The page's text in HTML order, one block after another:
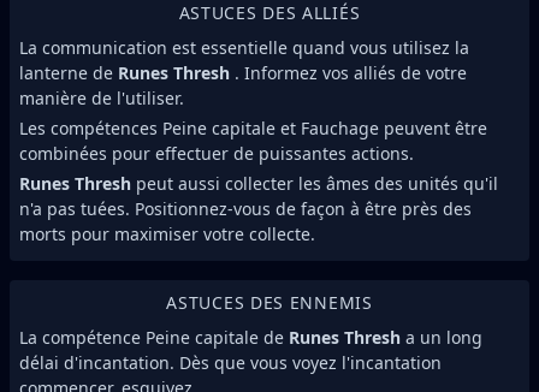
ASTUCES DES ALLIÉS
La communication est essentielle quand vous utilisez la
lanterne de Runes Thresh . Informez vos alliés de votre
manière de l'utiliser.
Les compétences Peine capitale et Fauchage peuvent être
combinées pour effectuer de puissantes actions.
Runes Thresh peut aussi collecter les âmes des unités qu'il
n'a pas tuées. Positionnez-vous de façon à être près des
morts pour maximiser votre collecte.
ASTUCES DES ENNEMIS
La compétence Peine capitale de Runes Thresh a un long
délai d'incantation. Dès que vous voyez l'incantation